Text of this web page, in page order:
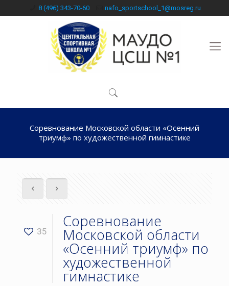
8 (496) 343-70-60 nafo_sportschool_1@mosreg.ru
Соревнование Московской области «Осенний
триумф» по художественной гимнастике
35
Соревнование
Московской области
«Осенний триумф» по
художественной
гимнастике